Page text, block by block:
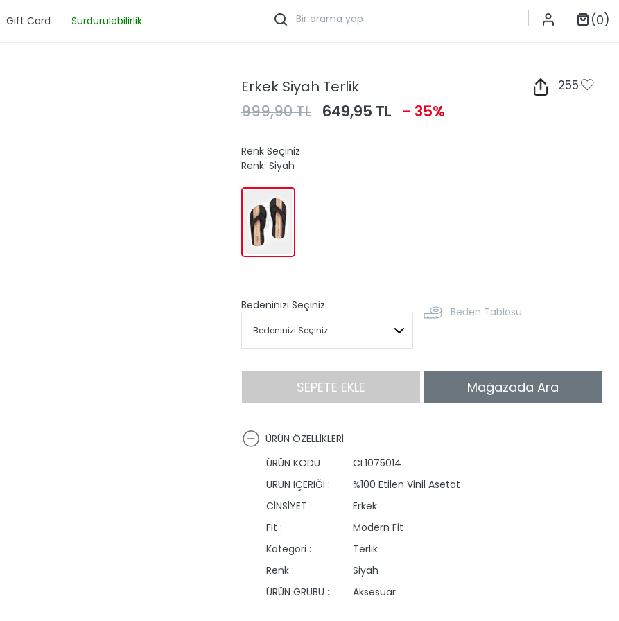
Gift Card Sürdürülebilirlik (0)
Erkek Siyah Terlik 255
999,90 TL 649,95 TL - 35%
Renk Seçiniz
Renk: Siyah
Bedeninizi Seçiniz Beden Tablosu
SEPETE EKLE Mağazada Ara
ÜRÜN ÖZELLİKLERİ
ÜRÜN KODU :
CL1075014
ÜRÜN İÇERİĞİ :
%100 Etilen Vinil Asetat
CİNSİYET :
Erkek
Fit :
Modern Fit
Kategori :
Terlik
Renk :
Siyah
ÜRÜN GRUBU :
Aksesuar